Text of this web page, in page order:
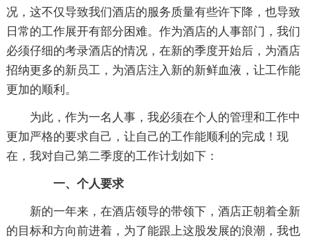
况，这不仅导致我们酒店的服务质量有些许下降，也导致
日常的工作展开有部分困难。作为酒店的人事部门，我们
必须仔细的考录酒店的情况，在新的季度开始后，为酒店
招纳更多的新员工，为酒店注入新的新鲜血液，让工作能
更加的顺利。
为此，作为一名人事，我必须在个人的管理和工作中
更加严格的要求自己，让自己的工作能顺利的完成！现
在，我对自己第二季度的工作计划如下：
一、个人要求
新的一年来，在酒店领导的带领下，酒店正朝着全新
的目标和方向前进着，为了能跟上这股发展的浪潮，我也